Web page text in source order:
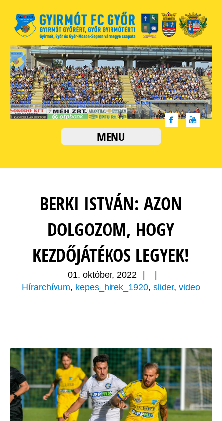
MENU
BERKI ISTVÁN: AZON
DOLGOZOM, HOGY
KEZDŐJÁTÉKOS LEGYEK!
01. október, 2022
Hírarchívum, kepes_hirek_1920, slider, video